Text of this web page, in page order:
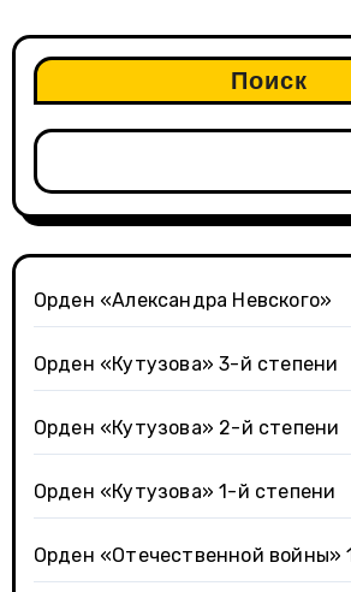
Поиск
Орден «Александра Невского»
Орден «Кутузова» 3-й степени
Орден «Кутузова» 2-й степени
Орден «Кутузова» 1-й степени
Орден «Отечественной войны»